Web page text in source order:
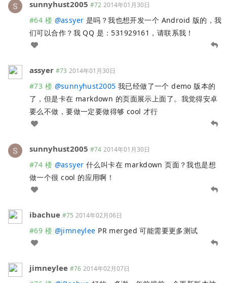
sunnyhust2005 #72 2014年01月30日
#64 楼 @assyer 是吗？我也想开发一个 Android 版的，我
们可以合作？我 QQ 是：531929161，请联系我！
assyer #73 2014年01月30日
#73 楼 @sunnyhust2005 我已经做了一个 demo 版本的
了，但是卡在 markdown 的页面展示上面了。我觉得安卓
要么不做，要做一定要做得够 cool 才行
sunnyhust2005 #74 2014年01月30日
#74 楼 @assyer 什么叫卡在 markdown 页面？我也是想
做一个很 cool 的应用啊！
ibachue #75 2014年02月06日
#69 楼 @jimneylee PR merged 可能需要更多测试
jimneylee #76 2014年02月07日